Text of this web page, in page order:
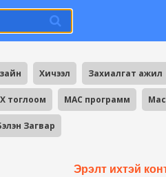
Хичээл Захиалгат ажил
тоглоом MAC программ
Загвар
Эрэлт ихтэй